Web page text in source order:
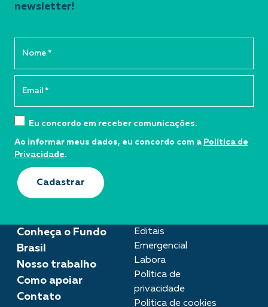
Conheça o Fundo
Brasil
Nosso trabalho
Como apoiar
Contato
Editais
Emergencial
Labora
Política de
privacidade
Política de cookies
newsletter!
Eu concordo em receber comunicações.
Ao informar meus dados, eu concordo com a Política de
Privacidade.
Cadastrar